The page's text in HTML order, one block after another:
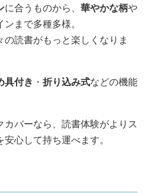
に合うものから、 華やかな柄や
まで多種多様。
読書がもっと楽しくなりま
具付き ・ 折り込み式などの機能
バーなら、読書体験がよりス
心して持ち運べます。